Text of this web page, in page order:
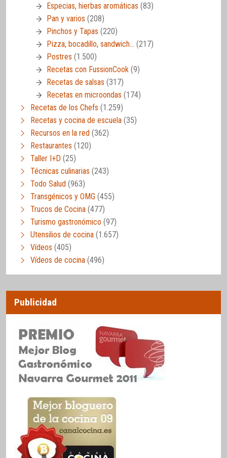
Especias, hierbas aromáticas (83)
Pan y varios (208)
Pinchos y Tapas (220)
Pizza, bocadillo, sandwich… (217)
Postres (1.500)
Recetas con FussionCook (9)
Recetas de salsas (317)
Recetas en microondas (174)
Recetas de los Chefs (1.259)
Recetas y cocina de escuela (35)
Recursos en la red (362)
Restaurantes (120)
Taller I+D (25)
Técnicas culinarias (243)
Todo Salud (963)
Transgénicos y OMG (455)
Trucos de Cocina (477)
Turismo gastronómico (97)
Utensilios de cocina (1.657)
Vídeos (405)
Vídeos de cocina (496)
Publicidad